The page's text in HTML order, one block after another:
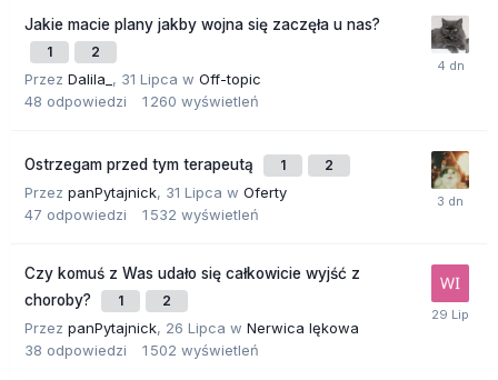
Jakie macie plany jakby wojna się zaczęła u nas?
1 2
Przez Dalila_ , 31 Lipca w Off-topic
48 odpowiedzi 1 260 wyświetleń
Ostrzegam przed tym terapeutą 1 2
Przez panPytajnick, 31 Lipca w Oferty
47 odpowiedzi 1 532 wyświetleń
Czy komuś z Was udało się całkowicie wyjść z
choroby?
1 2
Przez panPytajnick, 26 Lipca w Nerwica lękowa
38 odpowiedzi 1 502 wyświetleń